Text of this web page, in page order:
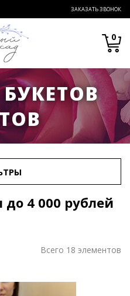
ЗАКАЗАТЬ ЗВОНОК
0
4 000 рублей
Всего 18 элементов